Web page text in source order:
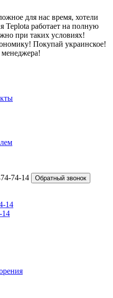
для нас время, хотели
Teplota работает на полную
при таких условиях!
Покупай украинское!
74-14 Обратный звонок
14
14